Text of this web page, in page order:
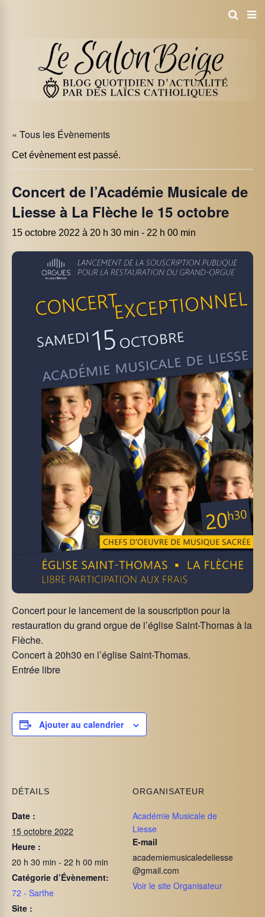
« Tous les Évènements
Cet évènement est passé.
Concert de l’Académie Musicale de
Liesse à La Flèche le 15 octobre
15 octobre 2022 à 20 h 30 min - 22 h 00 min
Concert pour le lancement de la souscription pour la
restauration du grand orgue de l’église Saint-Thomas à la
Flèche.
Concert à 20h30 en l’église Saint-Thomas.
Entrée libre
Ajouter au calendrier
DÉTAILS
Date :
15 octobre 2022
Heure :
20 h 30 min - 22 h 00 min
Catégorie d’Évènement:
72 - Sarthe
Site :
ORGANISATEUR
Académie Musicale de
Liesse
E-mail
academiemusicaledeliesse
@gmail.com
Voir le site Organisateur